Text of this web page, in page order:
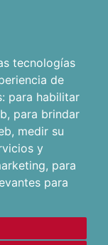
tecnologías
de
para habilitar
, para brindar
, medir su
y
, para
para